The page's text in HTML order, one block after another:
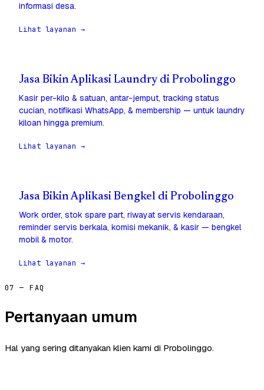
informasi desa.
Lihat layanan →
Jasa Bikin Aplikasi Laundry di Probolinggo
Kasir per-kilo & satuan, antar-jemput, tracking status
cucian, notifikasi WhatsApp, & membership — untuk laundry
kiloan hingga premium.
Lihat layanan →
Jasa Bikin Aplikasi Bengkel di Probolinggo
Work order, stok spare part, riwayat servis kendaraan,
reminder servis berkala, komisi mekanik, & kasir — bengkel
mobil & motor.
Lihat layanan →
07 — FAQ
Pertanyaan umum
Hal yang sering ditanyakan klien kami di Probolinggo.